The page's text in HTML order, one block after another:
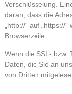
Verschlüsselung.
daran, dass die
„http://“ auf
Browserzeile.
Wenn die SSL- bzw.
Daten, die Sie an
von Dritten